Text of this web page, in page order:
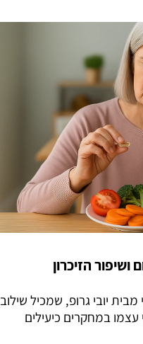
הזיכרון
יובי גרופ, שמכיל שילוב
עצמו במחקרים כיעילים